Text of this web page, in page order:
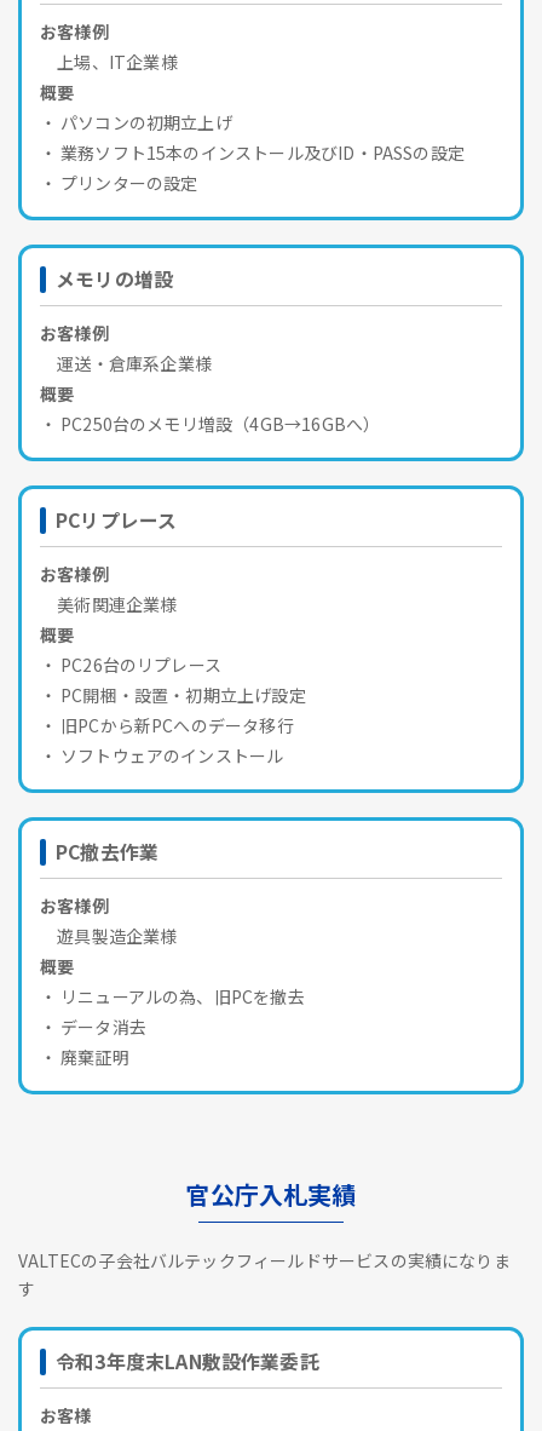
お客様例
上場、IT企業様
概要
パソコンの初期立上げ
業務ソフト15本のインストール及びID・PASSの設定
プリンターの設定
メモリの増設
お客様例
運送・倉庫系企業様
概要
PC250台のメモリ増設（4GB→16GBへ）
PCリプレース
お客様例
美術関連企業様
概要
PC26台のリプレース
PC開梱・設置・初期立上げ設定
旧PCから新PCへのデータ移行
ソフトウェアのインストール
PC撤去作業
お客様例
遊具製造企業様
概要
リニューアルの為、旧PCを撤去
データ消去
廃棄証明
官公庁入札実績
VALTECの子会社バルテックフィールドサービスの実績になりま
す
令和3年度末LAN敷設作業委託
お客様